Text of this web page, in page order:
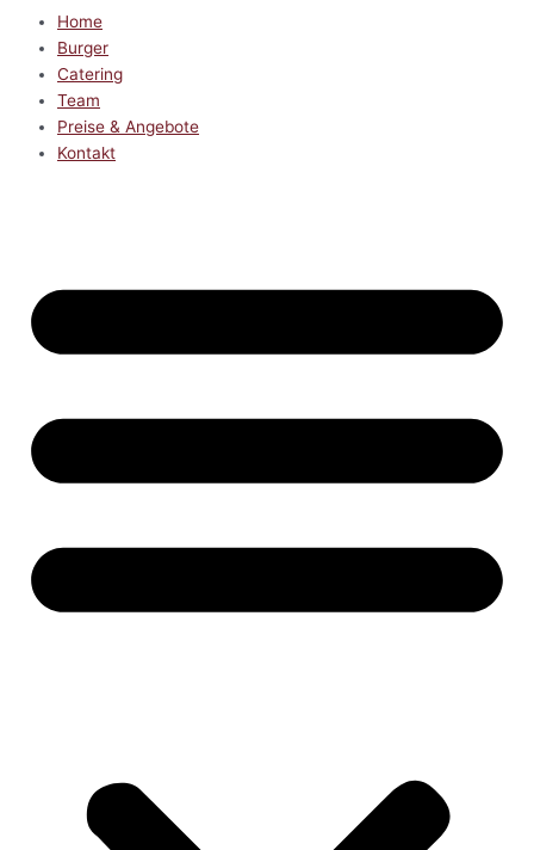
Home
Burger
Catering
Team
Preise & Angebote
Kontakt